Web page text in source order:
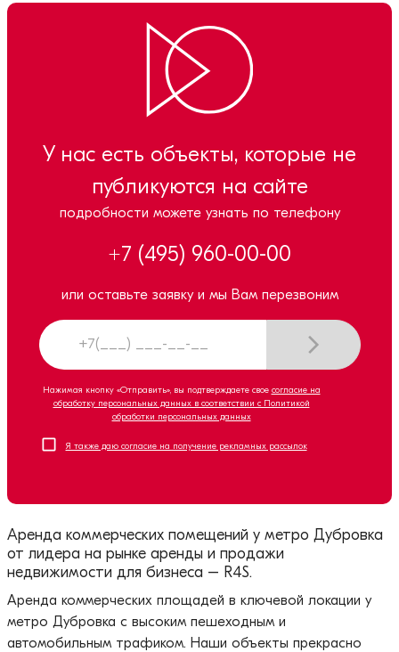
У нас есть объекты, которые не
публикуются на сайте
подробности можете узнать по телефону
+7 (495) 960-00-00
или оставьте заявку и мы Вам перезвоним
Нажимая кнопку «Отправить», вы подтверждаете свое согласие на
обработку персональных данных в соответствии с Политикой
обработки персональных данных
Я также даю согласие на получение рекламных рассылок
Аренда коммерческих помещений у метро Дубровка
от лидера на рынке аренды и продажи
недвижимости для бизнеса – R4S.
Аренда коммерческих площадей в ключевой локации у
метро Дубровка с высоким пешеходным и
автомобильным трафиком. Наши объекты прекрасно